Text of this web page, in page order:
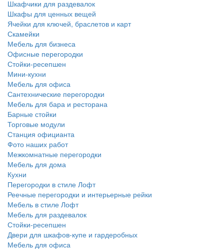
Шкафчики для раздевалок
Шкафы для ценных вещей
Ячейки для ключей, браслетов и карт
Скамейки
Мебель для бизнеса
Офисные перегородки
Стойки-ресепшен
Мини-кухни
Мебель для офиса
Сантехнические перегородки
Мебель для бара и ресторана
Барные стойки
Торговые модули
Станция официанта
Фото наших работ
Межкомнатные перегородки
Мебель для дома
Кухни
Перегородки в стиле Лофт
Реечные перегородки и интерьерные рейки
Мебель в стиле Лофт
Мебель для раздевалок
Стойки-ресепшен
Двери для шкафов-купе и гардеробных
Мебель для офиса